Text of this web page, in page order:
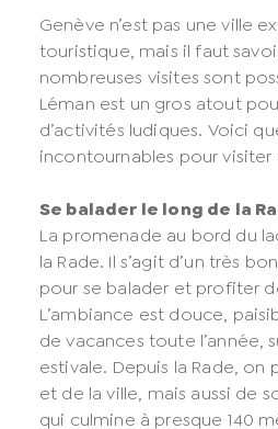
Genève n’est pas une ville
touristique, mais il faut
nombreuses visites sont
Léman est un gros atout
d’activités ludiques. Voici
incontournables pour visiter
Se balader le long de la
La promenade au bord du
la Rade. Il s’agit d’un très
pour se balader et profiter
L’ambiance est douce,
de vacances toute l’année,
estivale. Depuis la Rade, on
et de la ville, mais aussi de
qui culmine à presque 140